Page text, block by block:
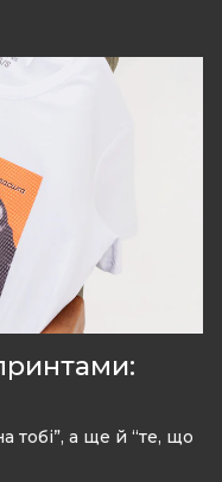
тобі”, а ще й “те, що